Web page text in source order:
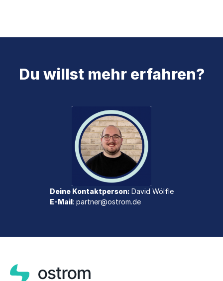
Du willst mehr erfahren?
Deine Kontaktperson: David Wölfle
E-Mail: partner@ostrom.de